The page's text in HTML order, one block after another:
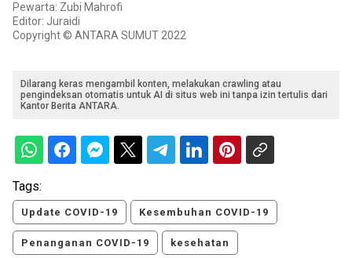
Pewarta: Zubi Mahrofi
Editor: Juraidi
Copyright © ANTARA SUMUT 2022
Dilarang keras mengambil konten, melakukan crawling atau
pengindeksan otomatis untuk AI di situs web ini tanpa izin tertulis dari
Kantor Berita ANTARA.
Tags:
Update COVID-19 Kesembuhan COVID-19
Penanganan COVID-19 kesehatan